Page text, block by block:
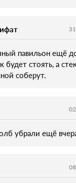
павильон ещё
будет стоять, а
соберут.
убрали ещё